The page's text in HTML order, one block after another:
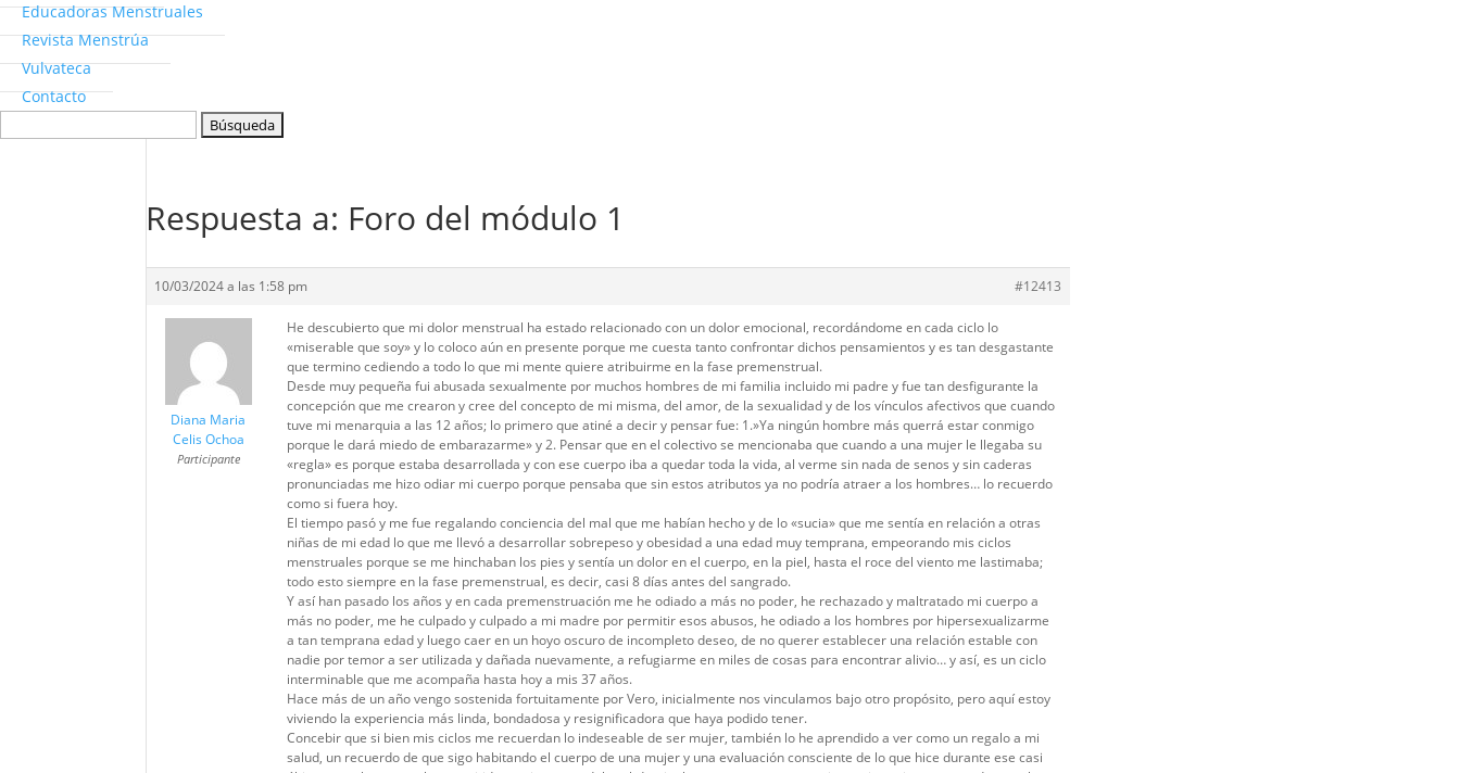
Educadoras Menstruales
Revista Menstrúa
Vulvateca
Contacto
Respuesta a: Foro del módulo 1
10/03/2024 a las 1:58 pm #12413
Diana Maria
Celis Ochoa
Participante
He descubierto que mi dolor menstrual ha estado relacionado con un dolor emocional, recordándome en cada ciclo lo
«miserable que soy» y lo coloco aún en presente porque me cuesta tanto confrontar dichos pensamientos y es tan desgastante
que termino cediendo a todo lo que mi mente quiere atribuirme en la fase premenstrual.
Desde muy pequeña fui abusada sexualmente por muchos hombres de mi familia incluido mi padre y fue tan desfigurante la
concepción que me crearon y cree del concepto de mi misma, del amor, de la sexualidad y de los vínculos afectivos que cuando
tuve mi menarquia a las 12 años; lo primero que atiné a decir y pensar fue: 1.»Ya ningún hombre más querrá estar conmigo
porque le dará miedo de embarazarme» y 2. Pensar que en el colectivo se mencionaba que cuando a una mujer le llegaba su
«regla» es porque estaba desarrollada y con ese cuerpo iba a quedar toda la vida, al verme sin nada de senos y sin caderas
pronunciadas me hizo odiar mi cuerpo porque pensaba que sin estos atributos ya no podría atraer a los hombres… lo recuerdo
como si fuera hoy.
El tiempo pasó y me fue regalando conciencia del mal que me habían hecho y de lo «sucia» que me sentía en relación a otras
niñas de mi edad lo que me llevó a desarrollar sobrepeso y obesidad a una edad muy temprana, empeorando mis ciclos
menstruales porque se me hinchaban los pies y sentía un dolor en el cuerpo, en la piel, hasta el roce del viento me lastimaba;
todo esto siempre en la fase premenstrual, es decir, casi 8 días antes del sangrado.
Y así han pasado los años y en cada premenstruación me he odiado a más no poder, he rechazado y maltratado mi cuerpo a
más no poder, me he culpado y culpado a mi madre por permitir esos abusos, he odiado a los hombres por hipersexualizarme
a tan temprana edad y luego caer en un hoyo oscuro de incompleto deseo, de no querer establecer una relación estable con
nadie por temor a ser utilizada y dañada nuevamente, a refugiarme en miles de cosas para encontrar alivio… y así, es un ciclo
interminable que me acompaña hasta hoy a mis 37 años.
Hace más de un año vengo sostenida fortuitamente por Vero, inicialmente nos vinculamos bajo otro propósito, pero aquí estoy
viviendo la experiencia más linda, bondadosa y resignificadora que haya podido tener.
Concebir que si bien mis ciclos me recuerdan lo indeseable de ser mujer, también lo he aprendido a ver como un regalo a mi
salud, un recuerdo de que sigo habitando el cuerpo de una mujer y una evaluación consciente de lo que hice durante ese casi